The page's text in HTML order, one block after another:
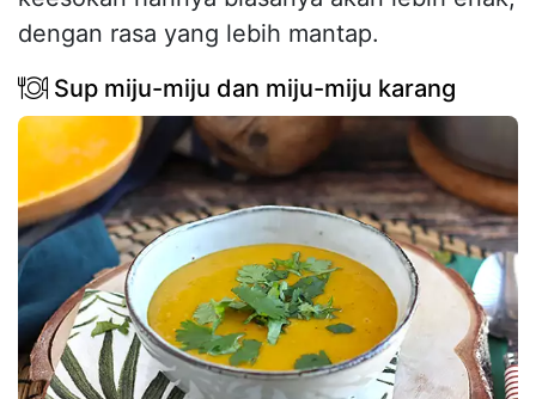
dengan rasa yang lebih mantap.
Sup miju-miju dan miju-miju karang